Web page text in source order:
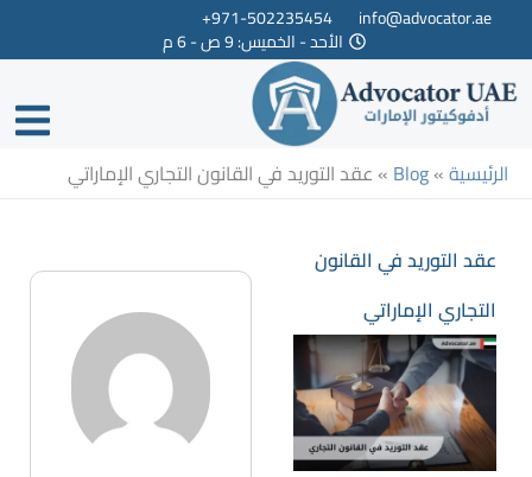
تخطي
المحتوى
info@advocator.ae
971-502235454+
الأحد - الخميس: 9 ص - 6 م
الرئيسية»
Blog
» عقد التوريد في القانون التجاري الإماراتي
عقد التوريد في القانون
التجاري الإماراتي